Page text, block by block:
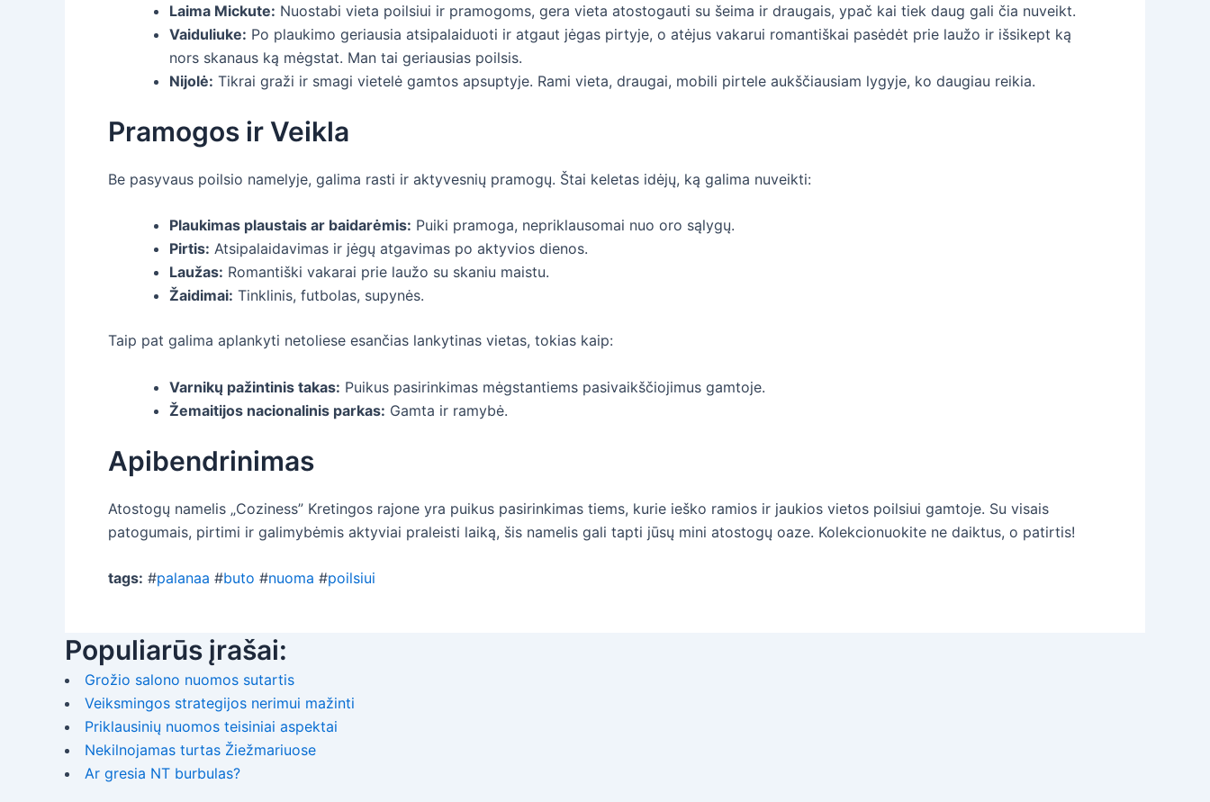
Laima Mickute: Nuostabi vieta poilsiui ir pramogoms, gera vieta atostogauti su šeima ir draugais, ypač kai tiek daug gali čia nuveikt.
Vaiduliuke: Po plaukimo geriausia atsipalaiduoti ir atgaut jėgas pirtyje, o atėjus vakarui romantiškai pasėdėt prie laužo ir išsikept ką
nors skanaus ką mėgstat. Man tai geriausias poilsis.
Nijolė: Tikrai graži ir smagi vietelė gamtos apsuptyje. Rami vieta, draugai, mobili pirtele aukščiausiam lygyje, ko daugiau reikia.
Pramogos ir Veikla
Be pasyvaus poilsio namelyje, galima rasti ir aktyvesnių pramogų. Štai keletas idėjų, ką galima nuveikti:
Plaukimas plaustais ar baidarėmis: Puiki pramoga, nepriklausomai nuo oro sąlygų.
Pirtis: Atsipalaidavimas ir jėgų atgavimas po aktyvios dienos.
Laužas: Romantiški vakarai prie laužo su skaniu maistu.
Žaidimai: Tinklinis, futbolas, supynės.
Taip pat galima aplankyti netoliese esančias lankytinas vietas, tokias kaip:
Varnikų pažintinis takas: Puikus pasirinkimas mėgstantiems pasivaikščiojimus gamtoje.
Žemaitijos nacionalinis parkas: Gamta ir ramybė.
Apibendrinimas
Atostogų namelis „Coziness” Kretingos rajone yra puikus pasirinkimas tiems, kurie ieško ramios ir jaukios vietos poilsiui gamtoje. Su visais
patogumais, pirtimi ir galimybėmis aktyviai praleisti laiką, šis namelis gali tapti jūsų mini atostogų oaze. Kolekcionuokite ne daiktus, o patirtis!
tags: #palanaa #buto #nuoma #poilsiui
Populiarūs įrašai:
Grožio salono nuomos sutartis
Veiksmingos strategijos nerimui mažinti
Priklausinių nuomos teisiniai aspektai
Nekilnojamas turtas Žiežmariuose
Ar gresia NT burbulas?